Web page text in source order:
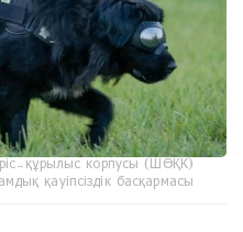
құрылыс корпусы (ШӨҚК)
қауіпсіздік басқармасы